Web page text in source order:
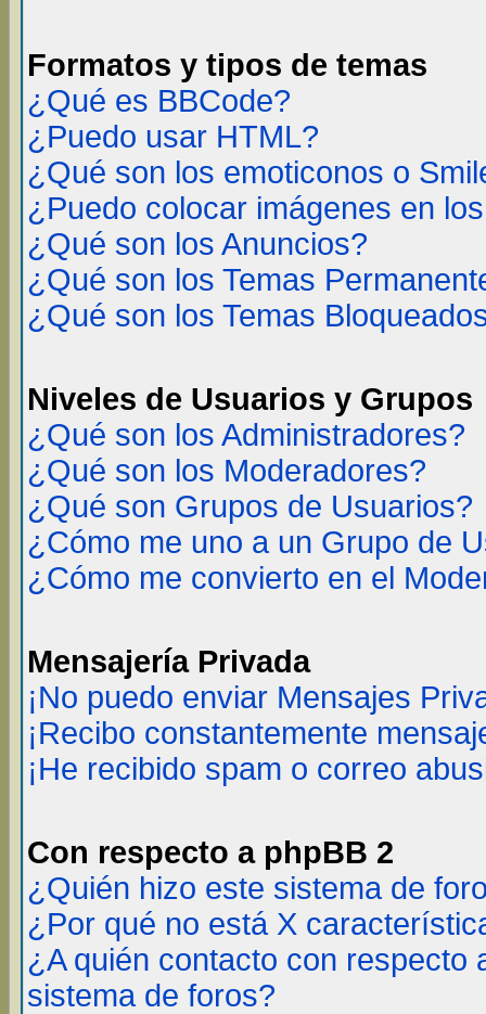
Formatos y tipos de temas
¿Qué es BBCode?
¿Puedo usar HTML?
¿Qué son los emoticonos o
¿Puedo colocar imágenes en
¿Qué son los Anuncios?
¿Qué son los Temas
¿Qué son los Temas
Niveles de Usuarios y Grupos
¿Qué son los Administradores?
¿Qué son los Moderadores?
¿Qué son Grupos de Usuarios?
¿Cómo me uno a un Grupo de
¿Cómo me convierto en el
Mensajería Privada
¡No puedo enviar Mensajes
¡Recibo constantemente
¡He recibido spam o correo
Con respecto a phpBB 2
¿Quién hizo este sistema de
¿Por qué no está X
¿A quién contacto con respecto
sistema de foros?